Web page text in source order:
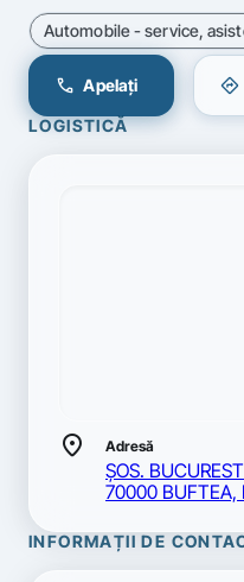
Automobile - service,
call Apelați directions
LOGISTICĂ
location_on Adresă
ŞOS.
70000 BUFTEA,
INFORMAȚII DE